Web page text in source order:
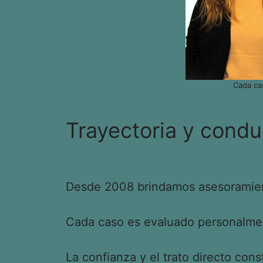
Cada
Trayectoria y
Desde 2008 brindamos
Cada caso es evaluado
La confianza y el trato directo